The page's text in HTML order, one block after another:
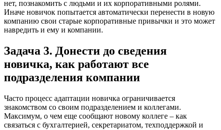
нет, познакомить с людьми и их корпоративными ролями.
Иначе новичок попытается автоматически перенести в новую
компанию свои старые корпоративные привычки и это может
навредить и ему и компании.
Задача 3. Донести до сведения
новичка, как работают все
подразделения компании
Часто процесс адаптации новичка ограничивается
знакомством со своим подразделением и коллегами.
Максимум, о чем еще сообщают новому коллеге – как
связаться с бухгалтерией, секретариатом, техподдержкой и